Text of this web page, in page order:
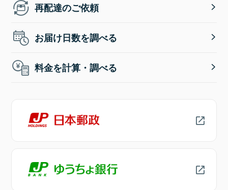
再配達のご依頼
お届け日数を調べる
料金を計算・調べる